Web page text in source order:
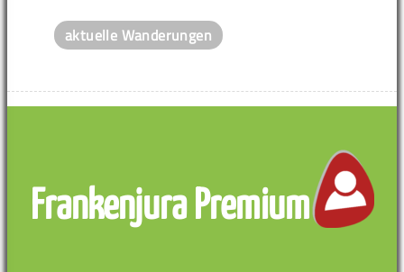
aktuelle Wanderungen
Frankenjura Premium